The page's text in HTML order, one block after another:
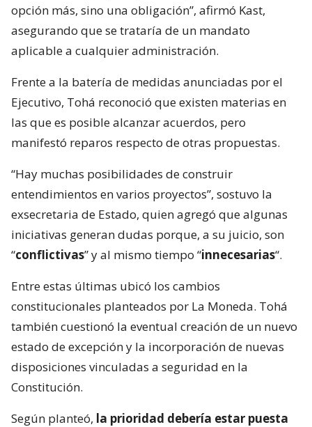
opción más, sino una obligación”, afirmó Kast,
asegurando que se trataría de un mandato
aplicable a cualquier administración.
Frente a la batería de medidas anunciadas por el
Ejecutivo, Tohá reconoció que existen materias en
las que es posible alcanzar acuerdos, pero
manifestó reparos respecto de otras propuestas.
“Hay muchas posibilidades de construir
entendimientos en varios proyectos”, sostuvo la
exsecretaria de Estado, quien agregó que algunas
iniciativas generan dudas porque, a su juicio, son
“conflictivas” y al mismo tiempo “innecesarias“.
Entre estas últimas ubicó los cambios
constitucionales planteados por La Moneda. Tohá
también cuestionó la eventual creación de un nuevo
estado de excepción y la incorporación de nuevas
disposiciones vinculadas a seguridad en la
Constitución.
Según planteó, la prioridad debería estar puesta